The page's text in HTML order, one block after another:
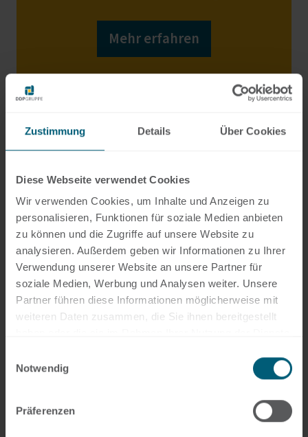
Zustimmung Details Über Cookies
Diese Webseite verwendet Cookies
Wir verwenden Cookies, um Inhalte und Anzeigen zu
personalisieren, Funktionen für soziale Medien anbieten
zu können und die Zugriffe auf unsere Website zu
analysieren. Außerdem geben wir Informationen zu Ihrer
Verwendung unserer Website an unsere Partner für
soziale Medien, Werbung und Analysen weiter. Unsere
Partner führen diese Informationen möglicherweise mit
weiteren Daten zusammen, die Sie ihnen bereitgestellt
Notwendig
Präferenzen
Mehr erfahren
Rechtsberatung
Mehr erfahren